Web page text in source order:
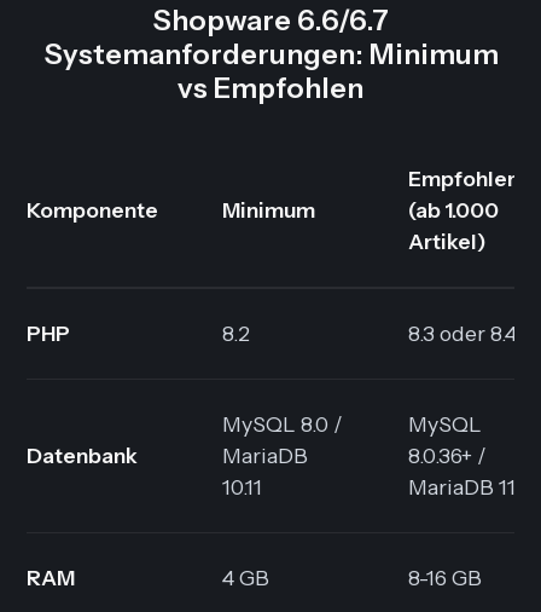
Shopware 6.6/6.7
Systemanforderungen: Minimum
vs Empfohlen
Komponente Minimum
Empfohlen
(ab 1.000
Artikel)
PHP 8.2 8.3 oder 8.4
Datenbank
MySQL 8.0 /
MariaDB
10.11
MySQL
8.0.36+ /
MariaDB 11+
RAM 4 GB 8-16 GB